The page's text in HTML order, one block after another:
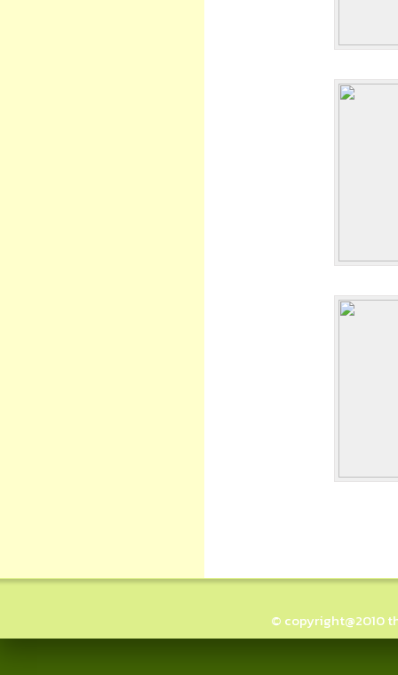
© copyright@2010